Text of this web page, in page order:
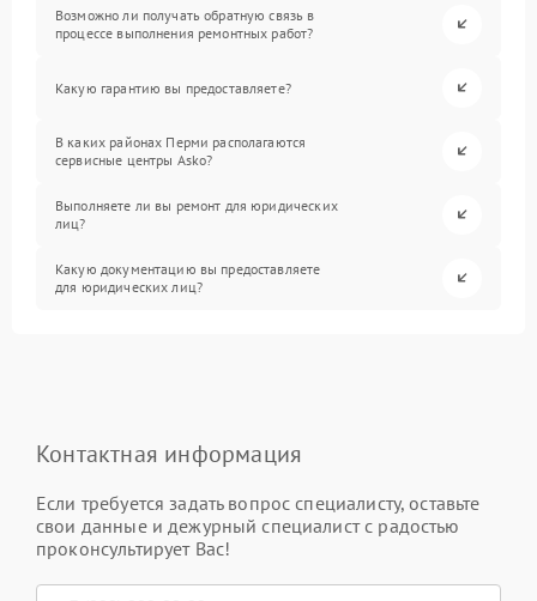
Возможно ли получать обратную связь в
процессе выполнения ремонтных работ?
Какую гарантию вы предоставляете?
В каких районах Перми располагаются
сервисные центры Asko?
Выполняете ли вы ремонт для юридических
лиц?
Какую документацию вы предоставляете
для юридических лиц?
Контактная информация
Если требуется задать вопрос специалисту, оставьте
свои данные и дежурный специалист с радостью
проконсультирует Вас!